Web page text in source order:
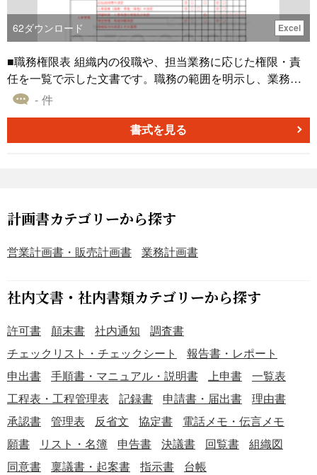
62ダウンロード Excel
■職務権限表 組織内の役職や、担当業務に応じた権限・責
任を一覧で示した文書です。職務の範囲を明示し、業務効
率や責任の所在を明確化することで、組織運営の透明性向
組織体制や部署編成を行う際に、権限範囲を明文化すると
きに利用します。 ・内部監査や人事評価において、権限と
営を推進するために利用します。 ・責任の所在をはっきり
させて、組織内の混乱を防ぐために使用します。 ・内部統
制や組織ガバナンスの強化を図るために利用します。 ■利
発生時の対応や評価が容易になります。 ・組織全体の業務
版の職務権限表のテンプレートです。無料でダウンロード
することが可能なので、自社内の組織管理にお役立ていた
だけると幸いです。
- 件
書式を見る
計画書カテゴリーから探す
営業計画書・販売計画書 業務計画書
社内文書・社内書類カテゴリーから探す
許可書 顛末書 社内通知
調査書
チェックリスト・チェックシート
報告書・レポート
申出書
手順書・マニュアル・説明書 上申書
一覧表
工程表・工程管理表
記録書 申請書・届出書
理由書
承認書
管理表 反省文 協定書
電話メモ・伝言メモ
願書
リスト・名簿 申告書 決議書 回覧書
組織図
同意書
稟議書・起案書 指示書
台帳